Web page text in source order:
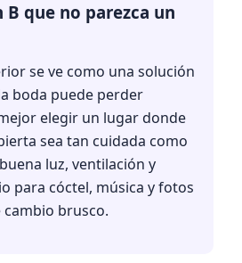
B que no parezca un
se ve como una solución
boda puede perder
elegir un lugar donde
sea tan cuidada como
luz, ventilación y
para cóctel, música y fotos
cambio brusco.